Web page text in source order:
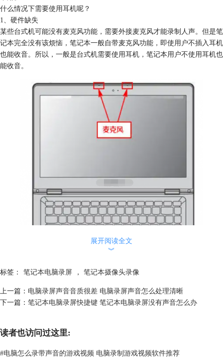
什么情况下需要使用耳机呢？
1、硬件缺失
某些台式机可能没有麦克风功能，需要外接麦克风才能录制人声。但是笔
记本完全没有该烦恼，笔记本一般自带麦克风功能，即使用户不插入耳机
也能收音。所以，一般是台式机需要使用耳机，笔记本用户不使用耳机也
能收音。
图1：笔记本麦克风
如果你处于一个嘈杂的环境，你笔记本的麦克风距离嘴巴较远，非常有可
能收录周边嘈杂的声音，此时就建议你使用耳机录制微课。因为耳机的麦
展开阅读全文
︾
标签： 笔记本电脑录屏 ， 笔记本摄像头录像
上一篇： 电脑录屏声音音质很差 电脑录屏声音怎么处理清晰
下一篇： 笔记本电脑录屏快捷键 笔记本电脑录屏没有声音怎么办
读者也访问过这里:
#电脑怎么录带声音的游戏视频 电脑录制游戏视频软件推荐